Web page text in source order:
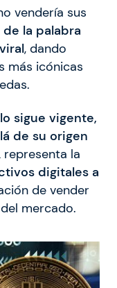
vendería sus
la palabra
, dando
más icónicas
sigue vigente,
de su origen
representa la
digitales a
de vender
mercado.